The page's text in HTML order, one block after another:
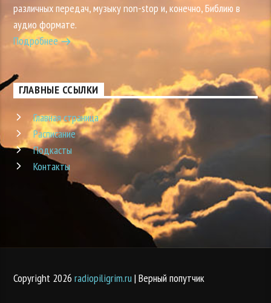
различных передач, музыку non-stop и, конечно, Библию в
аудио формате.
Подробнее
ГЛАВНЫЕ ССЫЛКИ
Главная страница
Расписание
Подкасты
Контакты
Copyright 2026radiopiligrim.ru| Верный попутчик